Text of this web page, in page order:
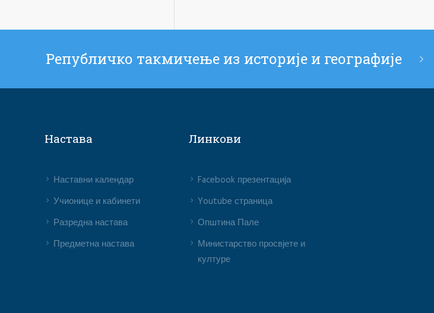
Републичко такмичење из историје и географије
Настава
Наставни календар
Учионице и кабинети
Разредна настава
Предметна настава
Линкови
Facebook презентација
Youtube страница
Општина Пале
Министарство просвјете и
културе